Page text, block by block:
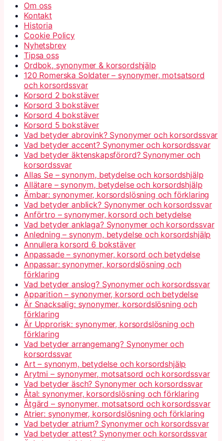
Om oss
Kontakt
Historia
Cookie Policy
Nyhetsbrev
Tipsa oss
Ordbok, synonymer & korsordshjälp
120 Romerska Soldater – synonymer, motsatsord
och korsordssvar
Korsord 2 bokstäver
Korsord 3 bokstäver
Korsord 4 bokstäver
Korsord 5 bokstäver
Vad betyder abrovink? Synonymer och korsordssvar
Vad betyder accent? Synonymer och korsordssvar
Vad betyder äktenskapsförord? Synonymer och
korsordssvar
Allas Se – synonym, betydelse och korsordshjälp
Allätare – synonym, betydelse och korsordshjälp
Ämbar: synonymer, korsordslösning och förklaring
Vad betyder anblick? Synonymer och korsordssvar
Anförtro – synonymer, korsord och betydelse
Vad betyder anklaga? Synonymer och korsordssvar
Anledning – synonym, betydelse och korsordshjälp
Annullera korsord 6 bokstäver
Anpassade – synonymer, korsord och betydelse
Anpassar: synonymer, korsordslösning och
förklaring
Vad betyder anslog? Synonymer och korsordssvar
Apparition – synonymer, korsord och betydelse
Är Snacksalig: synonymer, korsordslösning och
förklaring
Är Upprorisk: synonymer, korsordslösning och
förklaring
Vad betyder arrangemang? Synonymer och
korsordssvar
Art – synonym, betydelse och korsordshjälp
Arytmi – synonymer, motsatsord och korsordssvar
Vad betyder äsch? Synonymer och korsordssvar
Åtal: synonymer, korsordslösning och förklaring
Åtgärd – synonymer, motsatsord och korsordssvar
Atrier: synonymer, korsordslösning och förklaring
Vad betyder atrium? Synonymer och korsordssvar
Vad betyder attest? Synonymer och korsordssvar